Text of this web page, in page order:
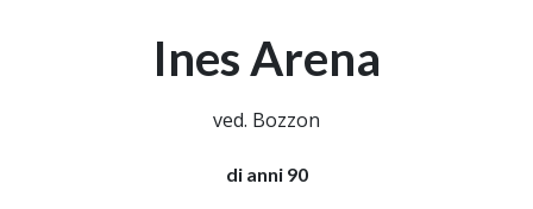
Ines Arena
ved. Bozzon
di anni 90